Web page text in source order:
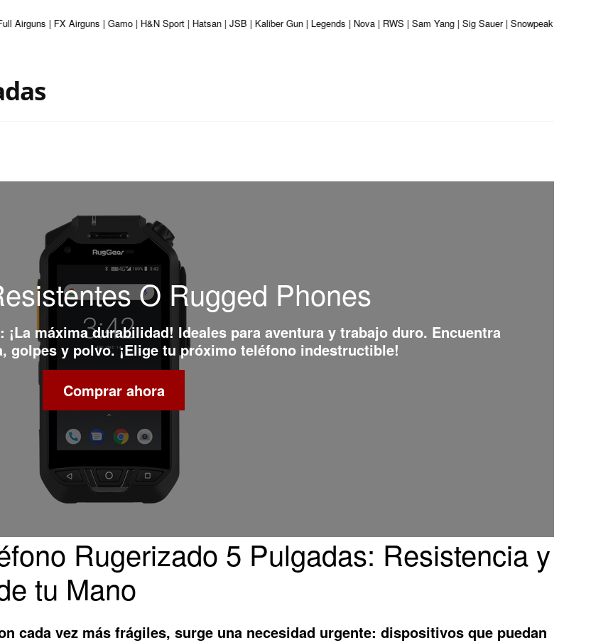
| FX Airguns | Gamo | H&N Sport | Hatsan | JSB | Kaliber Gun | Legends | Nova | RWS | Sam Yang | Sig Sauer | Snowpeak |
O Rugged Phones
: ¡La máxima durabilidad! Ideales para aventura y trabajo duro. Encuentra
golpes y polvo. ¡Elige tu próximo teléfono indestructible!
Comprar ahora
Rugerizado 5 Pulgadas: Resistencia y
tu Mano
cada vez más frágiles, surge una necesidad urgente: dispositivos que puedan